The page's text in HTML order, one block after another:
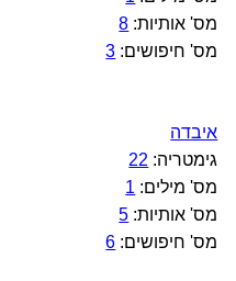
מס' אותיות: 8
מס' חיפושים: 3
איבדה
גימטריה: 22
מס' מילים: 1
מס' אותיות: 5
מס' חיפושים: 6